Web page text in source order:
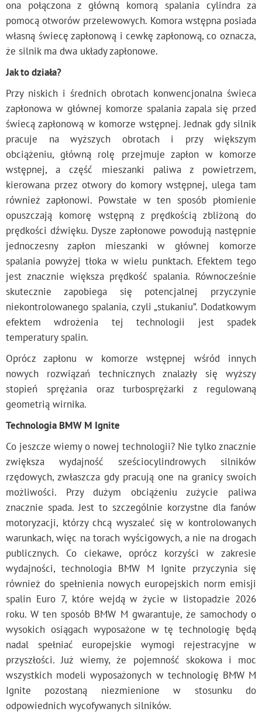
ona połączona z główną komorą spalania cylindra za
pomocą otworów przelewowych. Komora wstępna posiada
własną świecę zapłonową i cewkę zapłonową, co oznacza,
że silnik ma dwa układy zapłonowe.
Jak to działa?
Przy niskich i średnich obrotach konwencjonalna świeca
zapłonowa w głównej komorze spalania zapala się przed
świecą zapłonową w komorze wstępnej. Jednak gdy silnik
pracuje na wyższych obrotach i przy większym
obciążeniu, główną rolę przejmuje zapłon w komorze
wstępnej, a część mieszanki paliwa z powietrzem,
kierowana przez otwory do komory wstępnej, ulega tam
również zapłonowi. Powstałe w ten sposób płomienie
opuszczają komorę wstępną z prędkością zbliżoną do
prędkości dźwięku. Dysze zapłonowe powodują następnie
jednoczesny zapłon mieszanki w głównej komorze
spalania powyżej tłoka w wielu punktach. Efektem tego
jest znacznie większa prędkość spalania. Równocześnie
skutecznie zapobiega się potencjalnej przyczynie
niekontrolowanego spalania, czyli „stukaniu”. Dodatkowym
efektem wdrożenia tej technologii jest spadek
temperatury spalin.
Oprócz zapłonu w komorze wstępnej wśród innych
nowych rozwiązań technicznych znalazły się wyższy
stopień sprężania oraz turbosprężarki z regulowaną
geometrią wirnika.
Technologia BMW M Ignite
Co jeszcze wiemy o nowej technologii? Nie tylko znacznie
zwiększa wydajność sześciocylindrowych silników
rzędowych, zwłaszcza gdy pracują one na granicy swoich
możliwości. Przy dużym obciążeniu zużycie paliwa
znacznie spada. Jest to szczególnie korzystne dla fanów
motoryzacji, którzy chcą wyszaleć się w kontrolowanych
warunkach, więc na torach wyścigowych, a nie na drogach
publicznych. Co ciekawe, oprócz korzyści w zakresie
wydajności, technologia BMW M Ignite przyczynia się
również do spełnienia nowych europejskich norm emisji
spalin Euro 7, które wejdą w życie w listopadzie 2026
roku. W ten sposób BMW M gwarantuje, że samochody o
wysokich osiągach wyposażone w tę technologię będą
nadal spełniać europejskie wymogi rejestracyjne w
przyszłości. Już wiemy, że pojemność skokowa i moc
wszystkich modeli wyposażonych w technologię BMW M
Ignite pozostaną niezmienione w stosunku do
odpowiednich wycofywanych silników.